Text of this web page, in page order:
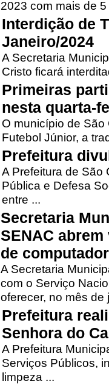
2023 com mais de 5
Interdição de
Janeiro/2024
A Secretaria
Cristo ficará
Primeiras
nesta quarta-
O município de
Futebol Júnior, a
Prefeitura
A Prefeitura de São
Pública e Defesa
entre ...
Secretaria
SENAC
de
A Secretaria
com o Serviço
oferecer, no mês de
Prefeitura
Senhora do
A Prefeitura
Serviços Públicos,
limpeza ...